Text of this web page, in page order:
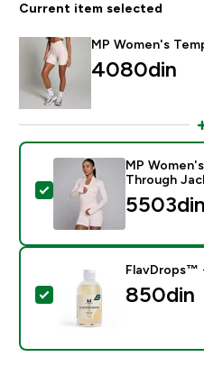
Current item selected
MP Women's
4080din‎
Select this product -
MP
Through
5503din‎
Select this product -
FlavDrops™
850din‎